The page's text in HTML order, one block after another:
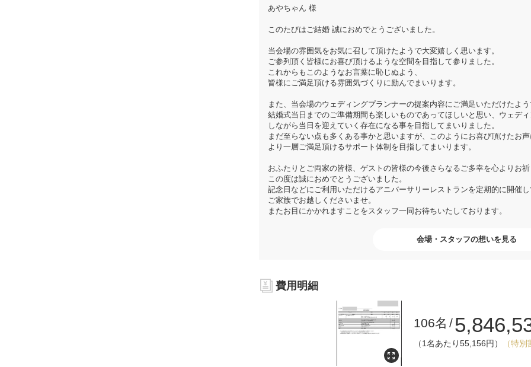
あやちゃん 様
このたびはご結婚 誠におめでとうございました。
当会場の雰囲気をお気に召して頂けたようで大変嬉しく思います。
ご参列頂く皆様にお喜び頂けるような空間を目指して参りました。
これからもこのようなお言葉に恥じぬよう、
皆様にご満足頂ける雰囲気づくりに励んでまいります。
また、当会場のウェディングプランナーの提案内容にご満足いただけたよう
結婚式当日までのご準備期間も楽しいものであってほしいと思い、ウェデ
しながら当日を迎えていく存在になる事を目指してまいりました。
まだ至らない点も多くある事かと思いますが、このようにお喜び頂けたお
より一層ご満足頂けるサポート体制を目指してまいります。
おふたりとご両家の皆様、ゲストの皆様の今後さらなるご多幸を心よりお祈
この度は誠におめでとうございました。
記念日などにご利用いただけるアニバーサリーレストランを定期的に開催
ご家族でお越しくださいませ。
またお目にかかれますことをスタッフ一同お待ちいたしております。
会場・スタッフの想いを見る
費用明細
106名
（1名あたり55,156円） （特